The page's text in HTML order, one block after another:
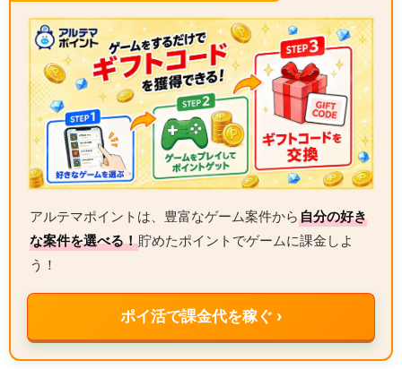
アルテマポイントは、豊富なゲーム案件から自分の好き
な案件を選べる！貯めたポイントでゲームに課金しよ
う！
ポイ活で課金代を稼ぐ ›